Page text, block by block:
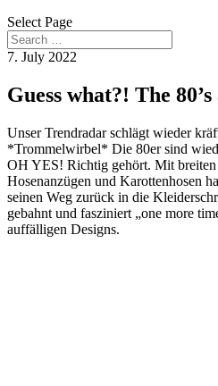
Select Page
7. July 2022
Guess what?! The
Unser Trendradar schlägt wieder
*Trommelwirbel* Die 80er sind
OH YES! Richtig gehört. Mit
Hosenanzügen und Karottenhosen
seinen Weg zurück in die
gebahnt und fasziniert „one more
auffälligen Designs.